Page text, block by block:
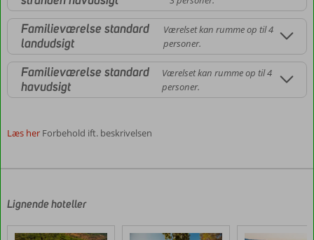
Familieværelse standard
landudsigt
Værelset kan rumme op til 4
personer.
Familieværelse standard
havudsigt
Værelset kan rumme op til 4
personer.
Læs her Forbehold ift. beskrivelsen
af
kunder
Lignende hoteller